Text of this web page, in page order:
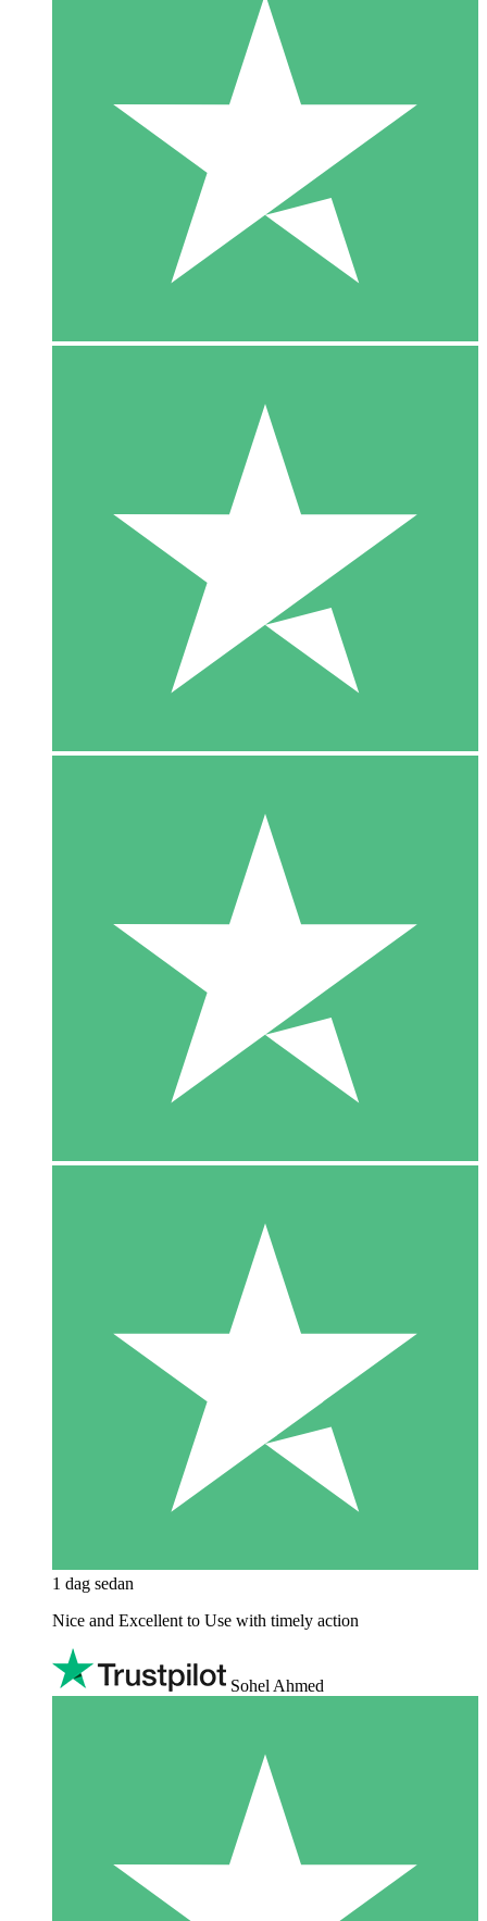
1 dag sedan
Nice and Excellent to Use with timely action
Sohel Ahmed